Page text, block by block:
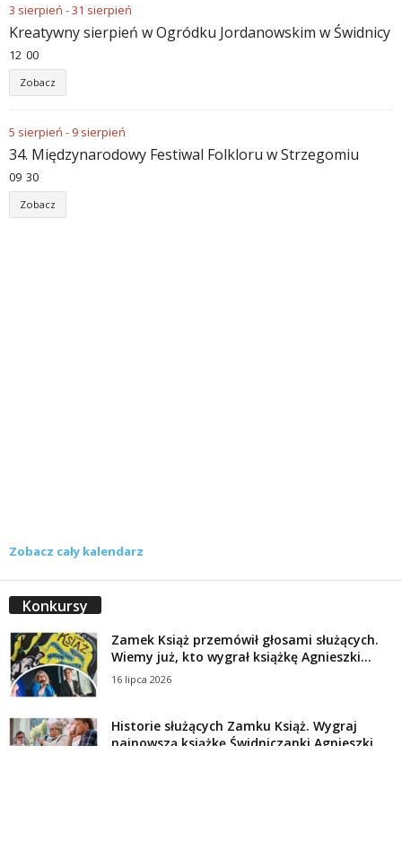
3 sierpień -31 sierpień
Kreatywny sierpień w Ogródku Jordanowskim w Świdnicy
12 00
Zobacz
5 sierpień - 9 sierpień
34. Międzynarodowy Festiwal Folkloru w Strzegomiu
09 30
Zobacz
Zobacz cały kalendarz
Konkursy
Zamek Książ przemówił głosami służących.
Wiemy już, kto wygrał książkę Agnieszki...
16 lipca 2026
Historie służących Zamku Książ. Wygraj
najnowszą książkę Świdniczanki Agnieszki